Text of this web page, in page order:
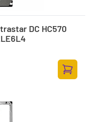
DC HC570
Zum